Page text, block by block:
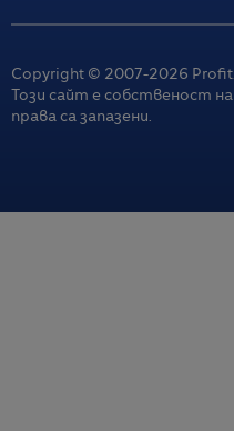
Copyright © 2007-2026
Този сайт е собственост
права са запазени.